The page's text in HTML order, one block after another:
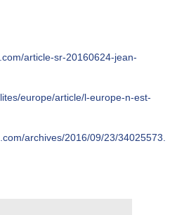
article-sr-20160624-jean-
europe/article/l-europe-n-est-
archives/2016/09/23/34025573.